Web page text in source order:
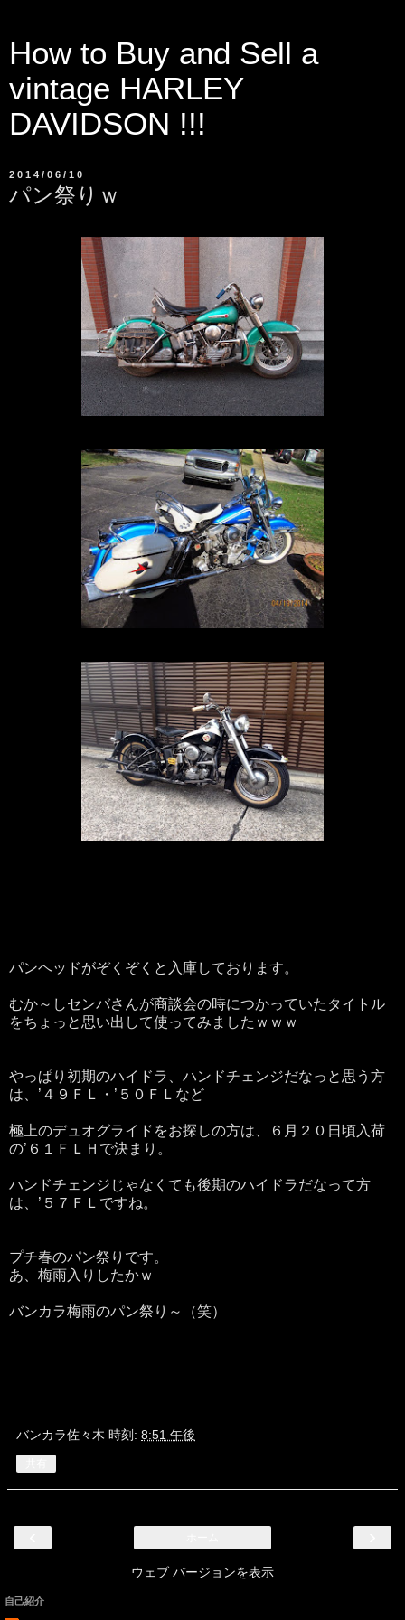
How to Buy and Sell a
vintage HARLEY
DAVIDSON !!!
2014/06/10
パン祭りｗ
パンヘッドがぞくぞくと入庫しております。
むか～しセンバさんが商談会の時につかっていたタイトル
をちょっと思い出して使ってみましたｗｗｗ
やっぱり初期のハイドラ、ハンドチェンジだなっと思う方
は、’４９ＦＬ・’５０ＦＬなど
極上のデュオグライドをお探しの方は、６月２０日頃入荷
の’６１ＦＬＨで決まり。
ハンドチェンジじゃなくても後期のハイドラだなって方
は、’５７ＦＬですね。
プチ春のパン祭りです。
あ、梅雨入りしたかｗ
バンカラ梅雨のパン祭り～（笑）
バンカラ佐々木 時刻: 8:51 午後
ウェブ バージョンを表示
自己紹介